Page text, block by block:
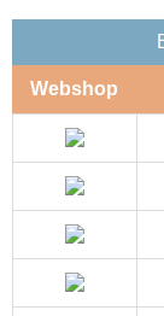
Webshop